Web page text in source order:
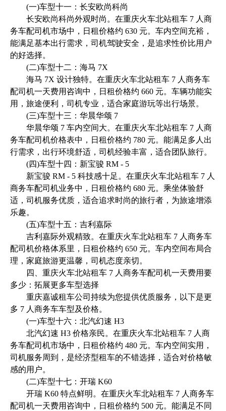
(一)车型十一：长安欧尚科尚
长安欧尚科尚外观时尚。在重庆火车北站租车 7 人商
务车配司机市场中，日租价格约 630 元。车内空间充裕，
能满足基本出行需求，司机驾驶安全，是追求性价比用户
的好选择。
(二)车型十二：海马 7X
海马 7X 设计独特。在重庆火车北站租车 7 人商务车
配司机一天费用咨询中，日租价格约 660 元。车辆功能实
用，旅途便利，司机专业，适合家庭游玩等出行场景。
(三)车型十三：华晨华颂 7
华晨华颂 7 车内空间大。在重庆火车北站租车 7 人商
务车配司机价格表中，日租价格约 780 元。能满足多人出
行需求，出行环境舒适，司机经验丰富，适合团队旅行。
(四)车型十四：新宝骏 RM - 5
新宝骏 RM - 5 科技感十足。在重庆火车北站租车 7 人
商务车配司机业务中，日租价格约 680 元。乘坐体验舒
适，司机服务优质，适合追求时尚的旅行者，为旅途增添
乐趣。
(五)车型十五：吉利嘉际
吉利嘉际外观精致。在重庆火车北站租车 7 人商务车
配司机价格体系里，日租价格约 650 元。车内空间布局合
理，家庭旅游更温馨，司机态度亲切。
四、重庆火车北站租车 7 人商务车配司机一天费用要
多少：拓展更多车型选择
重庆嘉诚租车公司持续为您提供优质服务，以下是更
多 7 人商务车车型及价格。
(一)车型十六：北汽幻速 H3
北汽幻速 H3 价格亲民。在重庆火车北站租车 7 人商
务车配司机市场中，日租价格约 480 元。车内空间实用，
司机服务周到，是经济型租车的不错选择，适合对价格敏
感的用户。
(二)车型十七：开瑞 K60
开瑞 K60 特点鲜明。在重庆火车北站租车 7 人商务车
配司机一天费用咨询中，日租价格约 500 元。能满足不同